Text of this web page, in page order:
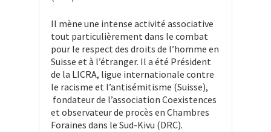
Il mène une intense activité associative
tout particulièrement dans le combat
pour le respect des droits de l’homme en
Suisse et à l’étranger. Il a été Président
de la LICRA, ligue internationale contre
le racisme et l’antisémitisme (Suisse),
fondateur de l’association Coexistences
et observateur de procès en Chambres
Foraines dans le Sud-Kivu (DRC).